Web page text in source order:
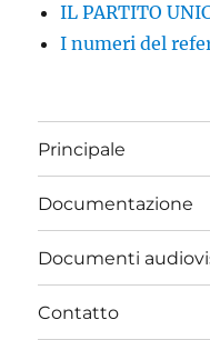
IL PARTITO
I numeri del
Principale
Documentazione
Documenti
Contatto